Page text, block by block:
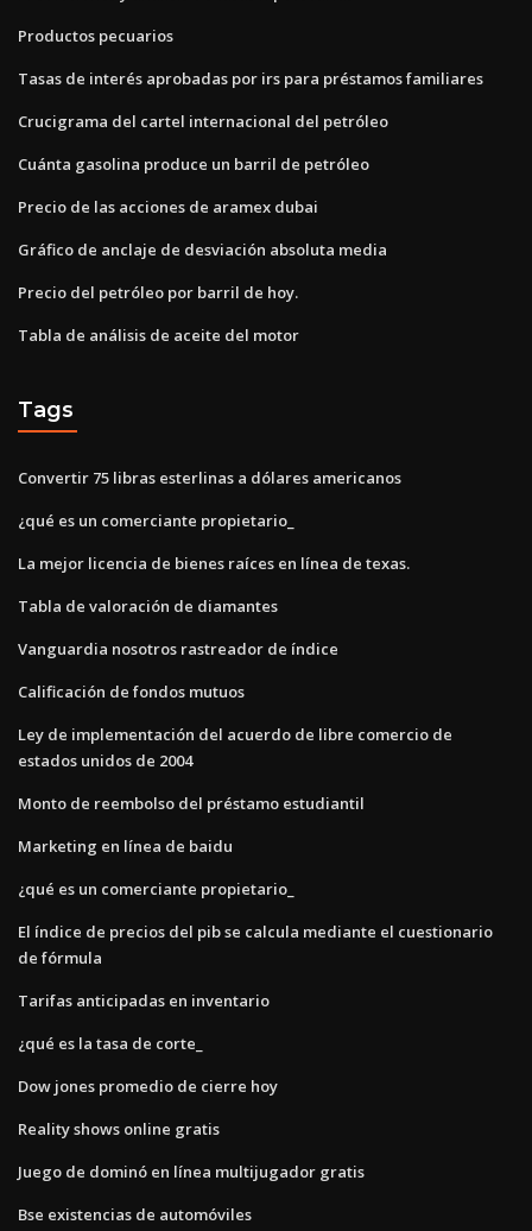
Productos pecuarios
Tasas de interés aprobadas por irs para préstamos familiares
Crucigrama del cartel internacional del petróleo
Cuánta gasolina produce un barril de petróleo
Precio de las acciones de aramex dubai
Gráfico de anclaje de desviación absoluta media
Precio del petróleo por barril de hoy.
Tabla de análisis de aceite del motor
Tags
Convertir 75 libras esterlinas a dólares americanos
¿qué es un comerciante propietario_
La mejor licencia de bienes raíces en línea de texas.
Tabla de valoración de diamantes
Vanguardia nosotros rastreador de índice
Calificación de fondos mutuos
Ley de implementación del acuerdo de libre comercio de
estados unidos de 2004
Monto de reembolso del préstamo estudiantil
Marketing en línea de baidu
¿qué es un comerciante propietario_
El índice de precios del pib se calcula mediante el cuestionario
de fórmula
Tarifas anticipadas en inventario
¿qué es la tasa de corte_
Dow jones promedio de cierre hoy
Reality shows online gratis
Juego de dominó en línea multijugador gratis
Bse existencias de automóviles